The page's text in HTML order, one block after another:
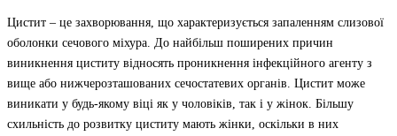
Цистит – це захворювання, що характеризується запаленням слизової
оболонки сечового міхура. До найбільш поширених причин
виникнення циститу відносять проникнення інфекційного агенту з
вище або нижчерозташованих сечостатевих органів. Цистит може
виникати у будь-якому віці як у чоловіків, так і у жінок. Більшу
схильність до розвитку циститу мають жінки, оскільки в них